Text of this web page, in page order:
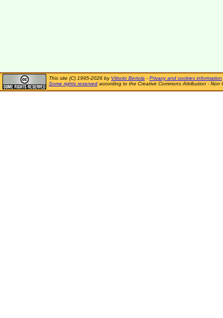
This site (C) 1995-2026 by Vittorio Bertola - Privacy and cookies information
Some rights reserved according to the Creative Commons Attribution - Non